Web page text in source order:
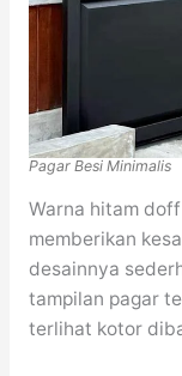
Pagar Besi Minimalis
Warna hitam
memberikan
desainnya
tampilan pagar
terlihat kotor